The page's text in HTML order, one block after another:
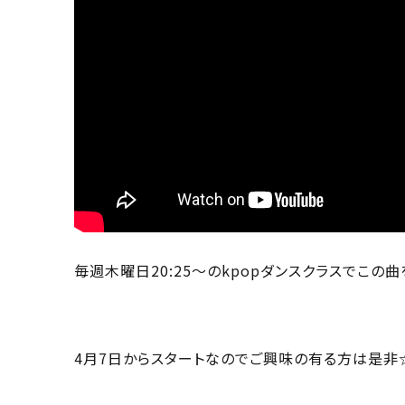
毎週木曜日20:25〜のkpopダンスクラスでこの
4月7日からスタートなのでご興味の有る方は是